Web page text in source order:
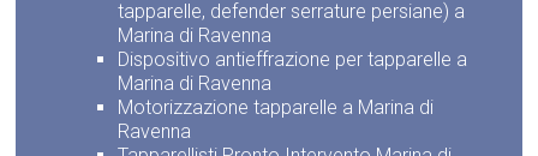
tapparelle, defender serrature persiane) a
Marina di Ravenna
Dispositivo antieffrazione per tapparelle a
Marina di Ravenna
Motorizzazione tapparelle a Marina di
Ravenna